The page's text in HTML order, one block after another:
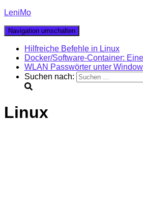
LeniMo
Navigation umschalten
Hilfreiche Befehle in Linux
Docker/Software-Container:
WLAN Passwörter unter
Suchen nach:
Linux